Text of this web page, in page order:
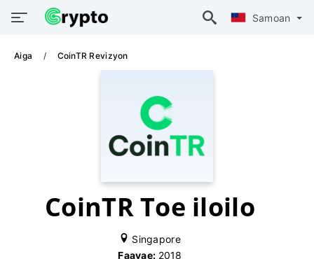
Samoan
Aiga CoinTR Revizyon
CoinTR Toe iloilo
Singapore
Faavae: 2018